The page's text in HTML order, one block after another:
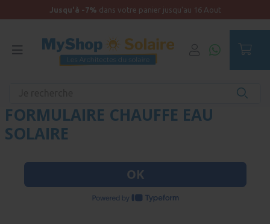
Jusqu'à -7% dans votre panier jusqu'au 16 Aout
FORMULAIRE CHAUFFE EAU
SOLAIRE